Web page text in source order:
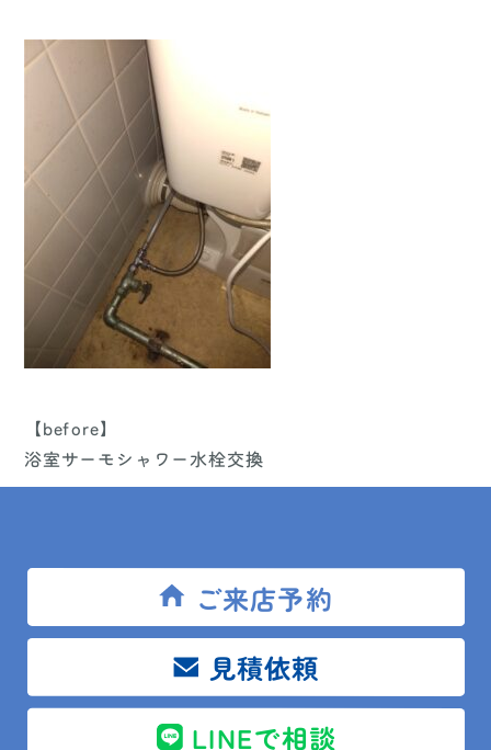
ご来店予約
見積依頼
LINEで相談
【before】
浴室サーモシャワー水栓交換